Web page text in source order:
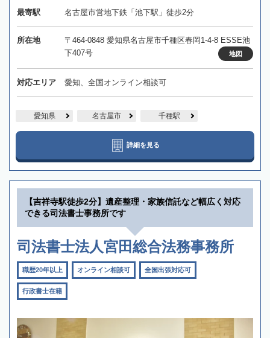
最寄駅 名古屋市営地下鉄「池下駅」徒歩2分
所在地
〒464-0848 愛知県名古屋市千種区春岡1-4-8 ESSE池
下407号
地図
対応エリア 愛知、全国オンライン相談可
愛知県 名古屋市 千種駅
詳細を見る
【吉祥寺駅徒歩2分】遺産整理・家族信託など幅広く対応
できる司法書士事務所です
司法書士法人宮田総合法務事務所
職歴20年以上 オンライン相談可 全国出張対応可
行政書士在籍